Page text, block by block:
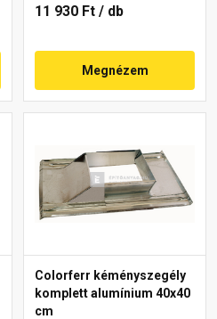
11 930 Ft / db
Megnézem
Colorferr kéményszegély
komplett alumínium 40x40
cm